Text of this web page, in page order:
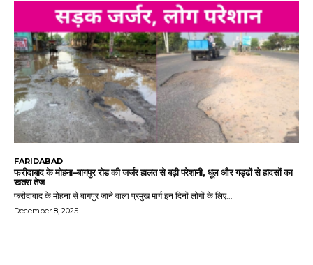
FARIDABAD
फरीदाबाद के मोहना–बागपुर रोड की जर्जर हालत से बढ़ी परेशानी, धूल और गड्ढों से हादसों का
खतरा तेज
फरीदाबाद के मोहना से बागपुर जाने वाला प्रमुख मार्ग इन दिनों लोगों के लिए...
December 8, 2025